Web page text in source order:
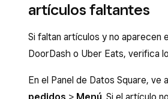
artículos faltantes
Si faltan artículos y no aparecen
DoorDash o Uber Eats, verifica
En el Panel de Datos Square, ve a